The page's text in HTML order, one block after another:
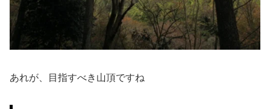
あれが、目指すべき山頂ですね